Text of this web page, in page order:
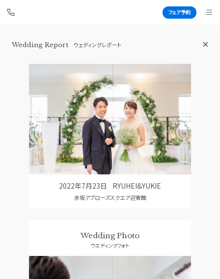
フェア予約
赤坂 アプローズスクエア迎賓館
トップ
BRIDAL FAIR
ブライダルフェア
WEDDING REPORT
体験者レポート
PHOTO GALLERY
フォトギャラリー
PLAN
プラン
CEREMONY
挙式
CUISINE
料理
アクセス
GUEST
ご列席者の皆さまへ
QA
Wedding Report ウェディングレポート
2022年7月23日 RYUHEI&YUKIE
赤坂アプローズスクエア迎賓館
Wedding Photo
ウエディングフォト